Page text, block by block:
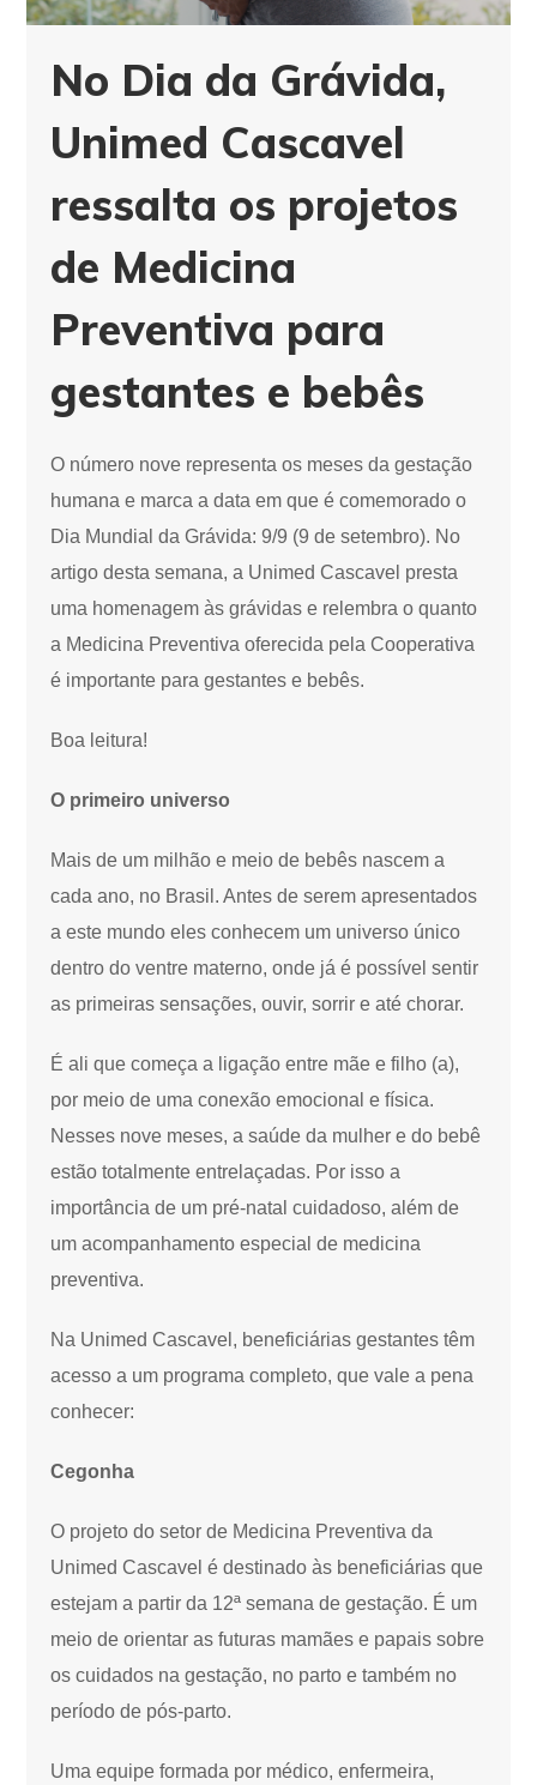
No Dia da Grávida,
Unimed Cascavel
ressalta os projetos
de Medicina
Preventiva para
gestantes e bebês
O número nove representa os meses da gestação
humana e marca a data em que é comemorado o
Dia Mundial da Grávida: 9/9 (9 de setembro). No
artigo desta semana, a Unimed Cascavel presta
uma homenagem às grávidas e relembra o quanto
a Medicina Preventiva oferecida pela Cooperativa
é importante para gestantes e bebês.
Boa leitura!
O primeiro universo
Mais de um milhão e meio de bebês nascem a
cada ano, no Brasil. Antes de serem apresentados
a este mundo eles conhecem um universo único
dentro do ventre materno, onde já é possível sentir
as primeiras sensações, ouvir, sorrir e até chorar.
É ali que começa a ligação entre mãe e filho (a),
por meio de uma conexão emocional e física.
Nesses nove meses, a saúde da mulher e do bebê
estão totalmente entrelaçadas. Por isso a
importância de um pré-natal cuidadoso, além de
um acompanhamento especial de medicina
preventiva.
Na Unimed Cascavel, beneficiárias gestantes têm
acesso a um programa completo, que vale a pena
conhecer:
Cegonha
O projeto do setor de Medicina Preventiva da
Unimed Cascavel é destinado às beneficiárias que
estejam a partir da 12ª semana de gestação. É um
meio de orientar as futuras mamães e papais sobre
os cuidados na gestação, no parto e também no
período de pós-parto.
Uma equipe formada por médico, enfermeira,